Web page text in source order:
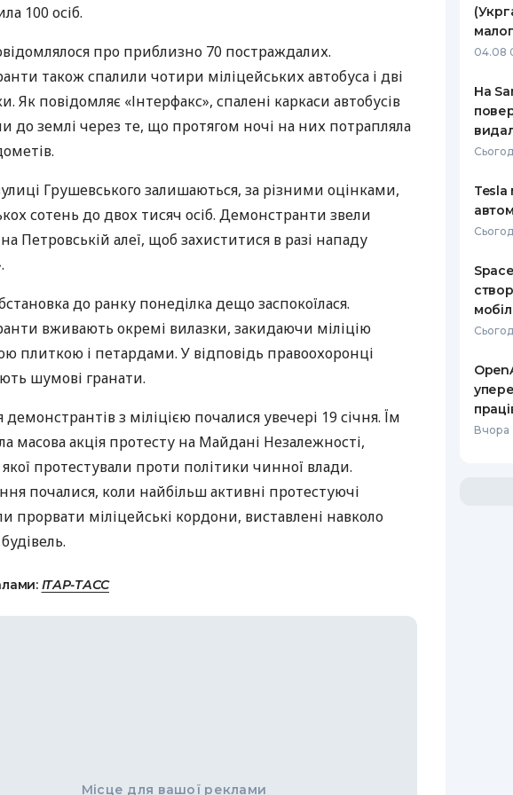
ЩОМІСЯЧНИЙ ОГЛЯД
КЕШБЕКУ
ПУТІВНИКИ ПО
КОНТАКТИ
100 осіб.
про приблизно 70 постраждалих.
також спалили чотири міліцейських автобуса і дві
Як повідомляє «Інтерфакс», спалені каркаси автобусів
до землі через те, що протягом ночі на них потрапляла
Грушевського залишаються, за різними оцінками,
сотень до двох тисяч осіб. Демонстранти звели
Петровській алеї, щоб захиститися в разі нападу
до ранку понеділка дещо заспокоїлася.
вживають окремі вилазки, закидаючи міліцію
плиткою і петардами. У відповідь правоохоронці
шумові гранати.
демонстрантів з міліцією почалися увечері 19 січня. Їм
масова акція протесту на Майдані Незалежності,
протестували проти політики чинної влади.
почалися, коли найбільш активні протестуючі
прорвати міліцейські кордони, виставлені навколо
ІТАР-ТАСС
Місце для вашої реклами
04.08
На
Tesla
Вчора